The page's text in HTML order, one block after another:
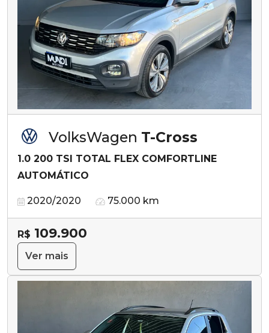
VolksWagen T-Cross
1.0 200 TSI TOTAL FLEX COMFORTLINE
AUTOMÁTICO
2020/2020 75.000 km
R$ 109.900
Ver mais